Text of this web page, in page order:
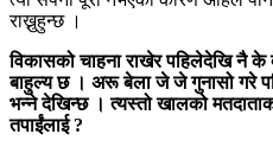
राख्नुहुन्छ ।
विकासको चाहना राखेर पहिलेदेखि नै के
बाहुल्य छ । अरू बेला जे जे गुनासो गरे
भन्ने देखिन्छ । त्यस्तो खालको
तपाईंलाई?